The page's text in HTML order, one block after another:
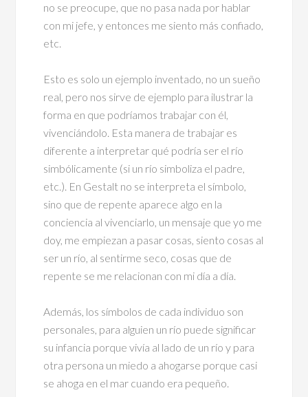
no se preocupe, que no pasa nada por hablar
con mi jefe, y entonces me siento más confiado,
etc.
Esto es solo un ejemplo inventado, no un sueño
real, pero nos sirve de ejemplo para ilustrar la
forma en que podríamos trabajar con él,
vivenciándolo. Esta manera de trabajar es
diferente a interpretar qué podría ser el río
simbólicamente (si un río simboliza el padre,
etc.). En Gestalt no se interpreta el símbolo,
sino que de repente aparece algo en la
conciencia al vivenciarlo, un mensaje que yo me
doy, me empiezan a pasar cosas, siento cosas al
ser un río, al sentirme seco, cosas que de
repente se me relacionan con mi día a día.
Además, los símbolos de cada individuo son
personales, para alguien un río puede significar
su infancia porque vivía al lado de un río y para
otra persona un miedo a ahogarse porque casi
se ahoga en el mar cuando era pequeño.